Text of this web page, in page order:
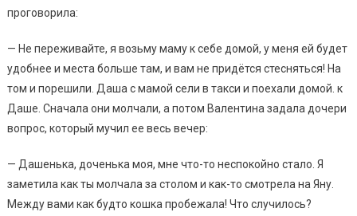
проговорила:
— Не переживайте, я возьму маму к себе домой, у меня ей будет
удобнее и места больше там, и вам не придётся стесняться! На
том и порешили. Даша с мамой сели в такси и поехали домой. к
Даше. Сначала они молчали, а потом Валентина задала дочери
вопрос, который мучил ее весь вечер:
— Дашенька, доченька моя, мне что-то неспокойно стало. Я
заметила как ты молчала за столом и как-то смотрела на Яну.
Между вами как будто кошка пробежала! Что случилось?